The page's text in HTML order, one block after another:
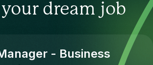
dream job
- Business